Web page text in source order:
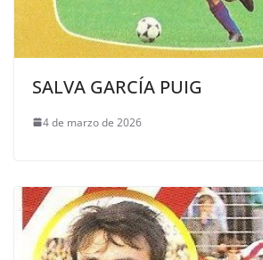
SALVA GARCÍA PUIG
4 de marzo de 2026